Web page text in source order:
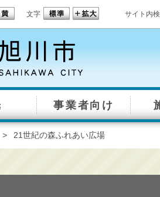
文字 サイト内
事業者向け
> 21世紀の森ふれあい広場